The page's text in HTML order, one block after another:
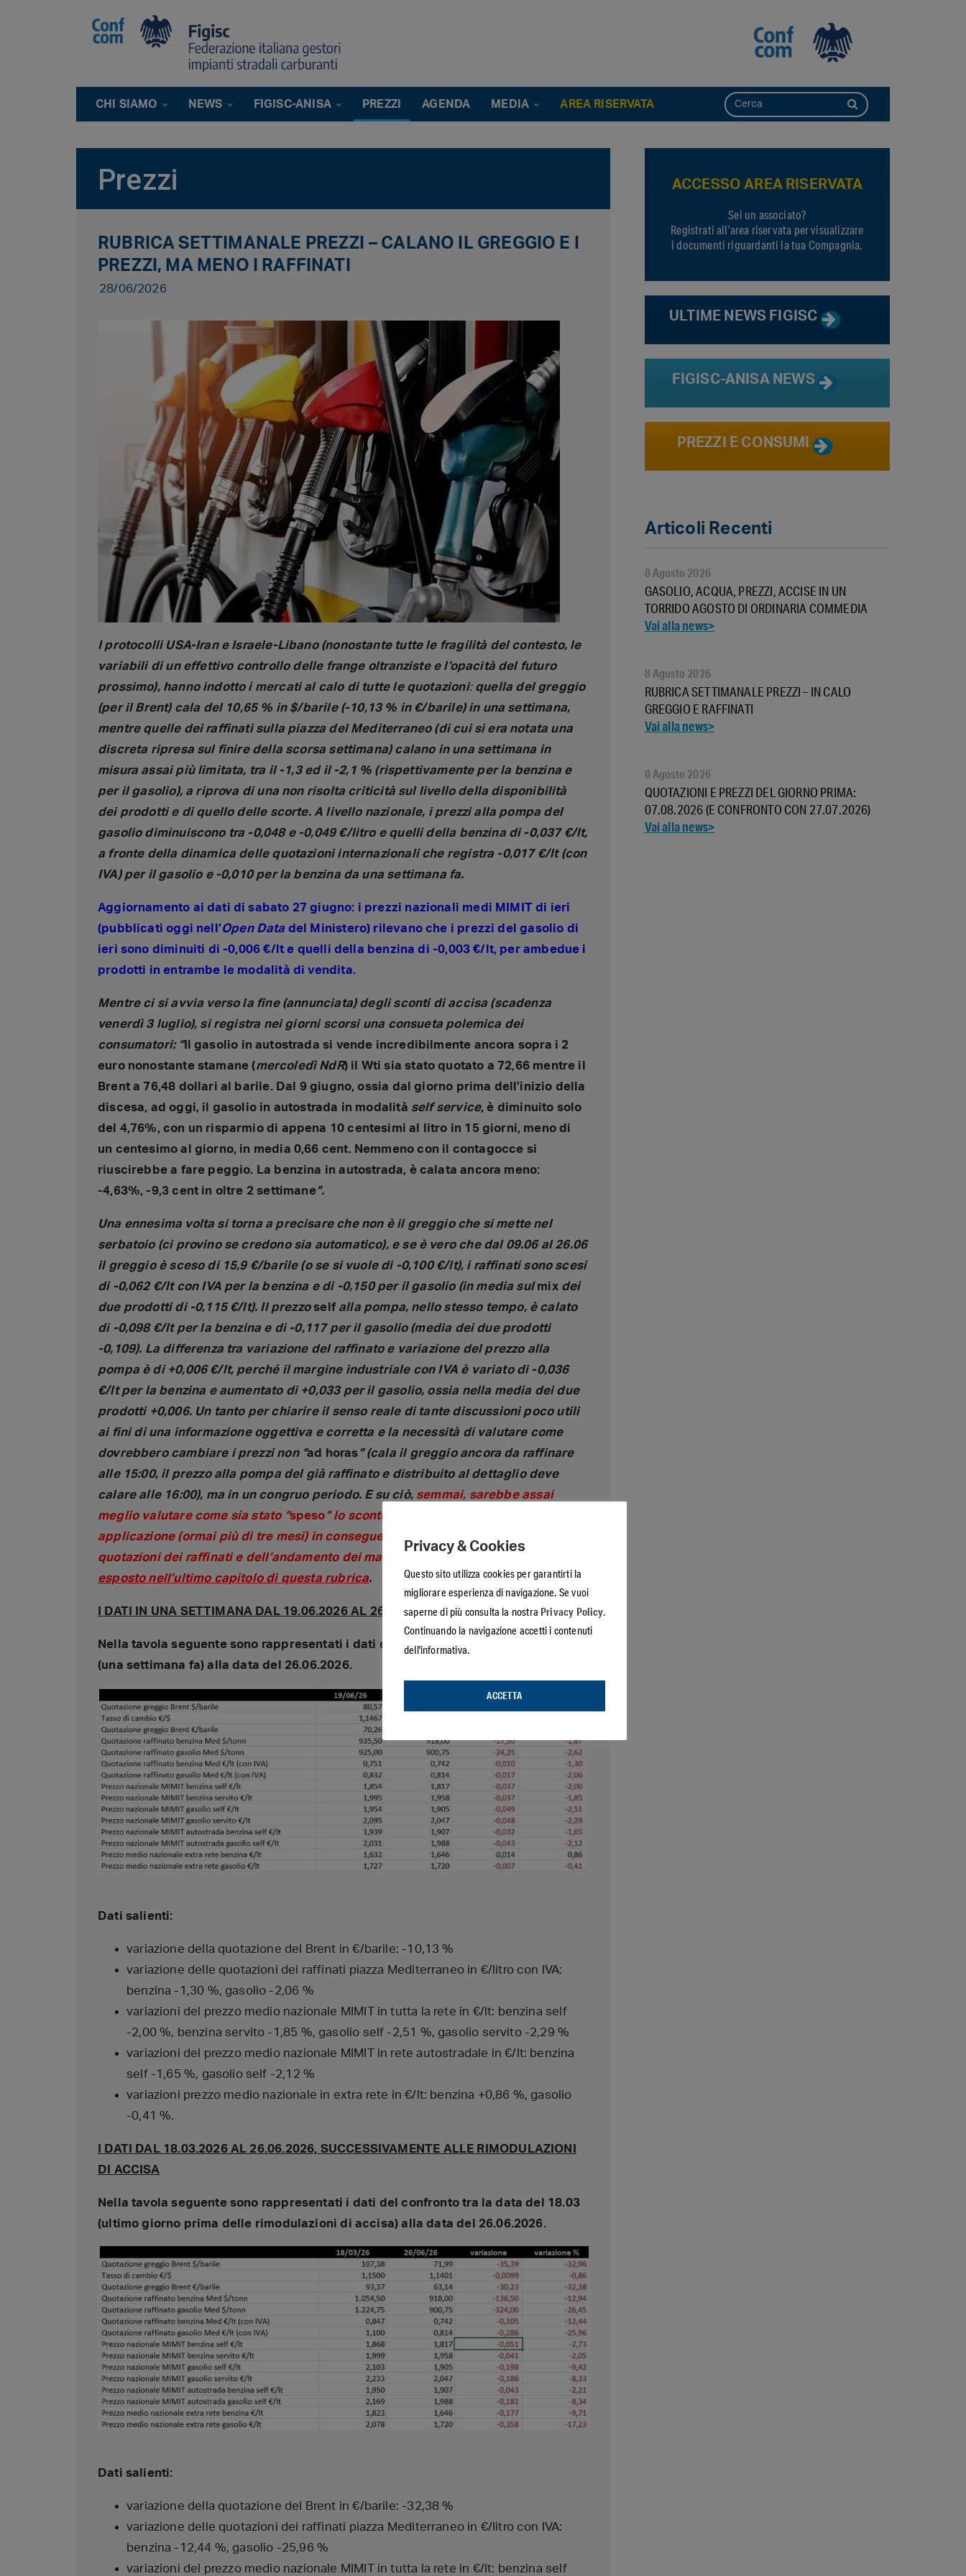
CHI SIAMO NEWS FIGISC-ANISA PREZZI AGENDA MEDIA AREA RISERVATA
RUBRICA SETTIMANALE PREZZI – CALANO IL GREGGIO E I
PREZZI, MA MENO I RAFFINATI
Prezzi
28/06/2026
I protocolli USA-Iran e Israele-Libano (nonostante tutte le fragilità del contesto, le
variabili di un effettivo controllo delle frange oltranziste e l’opacità del futuro
prossimo), hanno indotto i mercati al calo di tutte le quotazioni: quella del greggio
(per il Brent) cala del 10,65 % in $/barile (-10,13 % in €/barile) in una settimana,
mentre quelle dei raffinati sulla piazza del Mediterraneo (di cui si era notata una
discreta ripresa sul finire della scorsa settimana) calano in una settimana in
misura assai più limitata, tra il -1,3 ed il -2,1 % (rispettivamente per la benzina e
per il gasolio), a riprova di una non risolta criticità sul livello della disponibilità
dei prodotti e di quello delle scorte. A livello nazionale, i prezzi alla pompa del
gasolio diminuiscono tra -0,048 e -0,049 €/litro e quelli della benzina di -0,037 €/lt,
a fronte della dinamica delle quotazioni internazionali che registra -0,017 €/lt (con
IVA) per il gasolio e -0,010 per la benzina da una settimana fa.
Aggiornamento ai dati di sabato 27 giugno: i prezzi nazionali medi MIMIT di ieri
(pubblicati oggi nell’Open Data del Ministero) rilevano che i prezzi del gasolio di
ieri sono diminuiti di -0,006 €/lt e quelli della benzina di -0,003 €/lt, per ambedue i
prodotti in entrambe le modalità di vendita.
Mentre ci si avvia verso la fine (annunciata) degli sconti di accisa (scadenza
venerdì 3 luglio), si registra nei giorni scorsi una consueta polemica dei
consumatori: “Il gasolio in autostrada si vende incredibilmente ancora sopra i 2
euro nonostante stamane (mercoledì NdR) il Wti sia stato quotato a 72,66 mentre il
Brent a 76,48 dollari al barile. Dal 9 giugno, ossia dal giorno prima dell’inizio della
discesa, ad oggi, il gasolio in autostrada in modalità self service, è diminuito solo
del 4,76%, con un risparmio di appena 10 centesimi al litro in 15 giorni, meno di
un centesimo al giorno, in media 0,66 cent. Nemmeno con il contagocce si
riuscirebbe a fare peggio. La benzina in autostrada, è calata ancora meno:
-4,63%, -9,3 cent in oltre 2 settimane”.
Una ennesima volta si torna a precisare che non è il greggio che si mette nel
serbatoio (ci provino se credono sia automatico), e se è vero che dal 09.06 al 26.06
il greggio è sceso di 15,9 €/barile (o se si vuole di -0,100 €/lt), i raffinati sono scesi
di -0,062 €/lt con IVA per la benzina e di -0,150 per il gasolio (in media sulmix dei
due prodotti di -0,115 €/lt). Il prezzoselfalla pompa, nello stesso tempo, è calato
di -0,098 €/lt per la benzina e di -0,117 per il gasolio (media dei due prodotti
-0,109). La differenza tra variazione del raffinato e variazione del prezzo alla
pompa è di +0,006 €/lt, perché il margine industriale con IVA è variato di -0,036
€/lt per la benzina e aumentato di +0,033 per il gasolio, ossia nella media dei due
prodotti +0,006. Un tanto per chiarire il senso reale di tante discussioni poco utili
ai fini di una informazione oggettiva e corretta e la necessità di valutare come
dovrebbero cambiare i prezzi non “ad horas” (cala il greggio ancora da raffinare
alle 15:00, il prezzo alla pompa del già raffinato e distribuito al dettaglio deve
calare alle 16:00), ma in un congruo periodo. E su ciò, semmai, sarebbe assai
meglio valutare come sia stato “speso” lo sconto delle accise nel corso della sua
applicazione (ormai più di tre mesi) in conseguenza dell’andamento delle
quotazioni dei raffinati e dell’andamento dei margini, su cui
esposto nell’ultimo capitolo di questa rubrica.
I DATI IN UNA SETTIMANA DAL 19.06.2026 AL 26.06.2026
Nella tavola seguente sono rappresentati i dati del confronto tra la data del 19.06
(una settimana fa) alla data del 26.06.2026.
Dati salienti:
variazione della quotazione del Brent in €/barile: -10,13 %
variazione delle quotazioni dei raffinati piazza Mediterraneo in €/litro con IVA:
benzina -1,30 %, gasolio -2,06 %
variazioni del prezzo medio nazionale MIMIT in tutta la rete in €/lt: benzina self
-2,00 %, benzina servito -1,85 %, gasolio self -2,51 %, gasolio servito -2,29 %
variazioni del prezzo medio nazionale MIMIT in rete autostradale in €/lt: benzina
self -1,65 %, gasolio self -2,12 %
variazioni prezzo medio nazionale in extra rete in €/lt: benzina +0,86 %, gasolio
-0,41 %.
I DATI DAL 18.03.2026 AL 26.06.2026, SUCCESSIVAMENTE ALLE RIMODULAZIONI
DI ACCISA
Nella tavola seguente sono rappresentati i dati del confronto tra la data del 18.03
(ultimo giorno prima delle rimodulazioni di accisa) alla data del 26.06.2026.
Dati salienti:
variazione della quotazione del Brent in €/barile: -32,38 %
variazione delle quotazioni dei raffinati piazza Mediterraneo in €/litro con IVA:
benzina -12,44 %, gasolio -25,96 %
variazioni del prezzo medio nazionale MIMIT in tutta la rete in €/lt: benzina self
ACCESSO AREA RISERVATA
Sei un associato?
Registrati all’area riservata per visualizzare
i documenti riguardanti la tua Compagnia.
ULTIME NEWS FIGISC
FIGISC-ANISA NEWS
PREZZI E CONSUMI
Articoli Recenti
GASOLIO, ACQUA, PREZZI, ACCISE IN UN
TORRIDO AGOSTO DI ORDINARIA COMMEDIA
8 Agosto 2026
RUBRICA SETTIMANALE PREZZI – IN CALO
GREGGIO E RAFFINATI
8 Agosto 2026
QUOTAZIONI E PREZZI DEL GIORNO PRIMA:
07.08.2026 (E CONFRONTO CON 27.07.2026)
8 Agosto 2026
Privacy & Cookies
Questo sito utilizza cookies per garantirti la
migliorare esperienza di navigazione. Se vuoi
saperne di più consulta la nostra Privacy Policy.
Continuando la navigazione accetti i contenuti
dell'informativa.
ACCETTA